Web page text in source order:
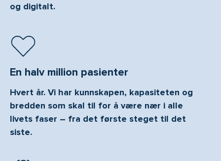
og digitalt.
En halv million pasienter
Hvert år. Vi har kunnskapen, kapasiteten og
bredden som skal til for å være nær i alle
livets faser – fra det første steget til det
siste.